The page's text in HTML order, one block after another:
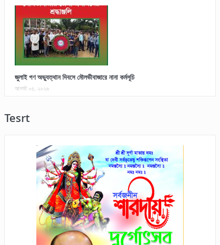
জুলাই গণ অভ্যুত্থান দিবসে মৌলভীবাজারে নানা কর্মসূচি
আগস্ট ০৫, ২০২৬
Tesrt